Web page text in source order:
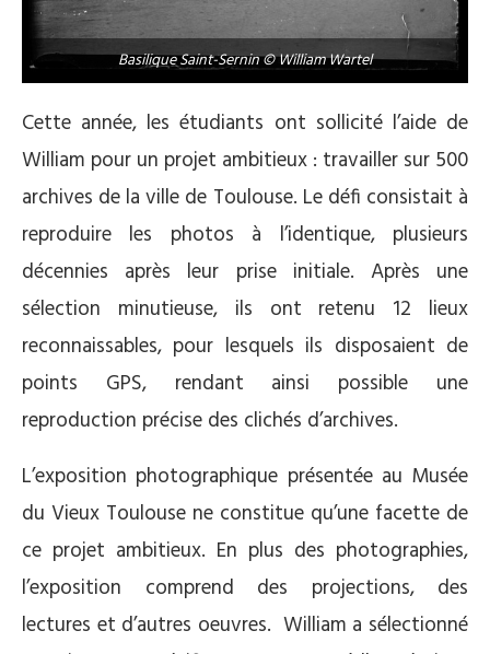
Basilique Saint-Sernin © William Wartel
Cette année, les étudiants ont sollicité l’aide de
William pour un projet ambitieux : travailler sur 500
archives de la ville de Toulouse. Le défi consistait à
reproduire les photos à l’identique, plusieurs
décennies après leur prise initiale. Après une
sélection minutieuse, ils ont retenu 12 lieux
reconnaissables, pour lesquels ils disposaient de
points GPS, rendant ainsi possible une
reproduction précise des clichés d’archives.
L’exposition photographique présentée au Musée
du Vieux Toulouse ne constitue qu’une facette de
ce projet ambitieux. En plus des photographies,
l’exposition comprend des projections, des
lectures et d’autres oeuvres. William a sélectionné